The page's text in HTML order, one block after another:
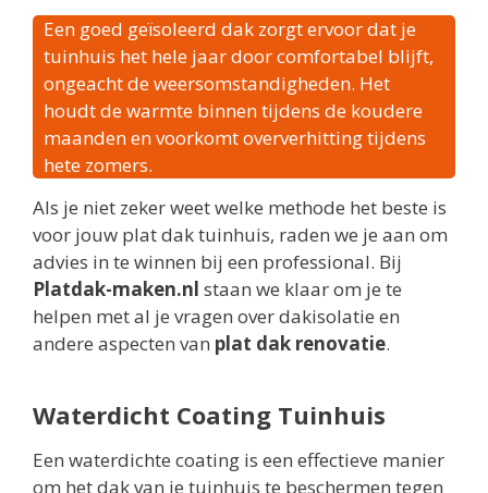
Een goed geïsoleerd dak zorgt ervoor dat je
tuinhuis het hele jaar door comfortabel blijft,
ongeacht de weersomstandigheden. Het
houdt de warmte binnen tijdens de koudere
maanden en voorkomt oververhitting tijdens
hete zomers.
Als je niet zeker weet welke methode het beste is
voor jouw plat dak tuinhuis, raden we je aan om
advies in te winnen bij een professional. Bij
Platdak-maken.nl staan we klaar om je te
helpen met al je vragen over dakisolatie en
andere aspecten van plat dak renovatie.
Waterdicht Coating Tuinhuis
Een waterdichte coating is een effectieve manier
om het dak van je tuinhuis te beschermen tegen